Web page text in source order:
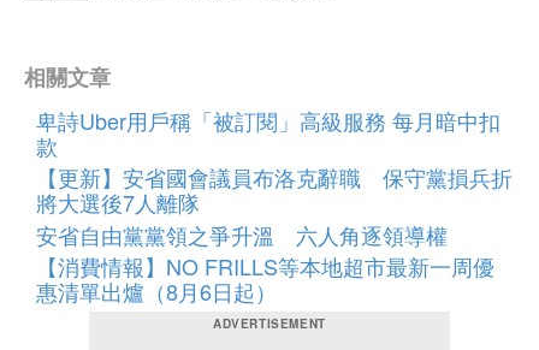
相關文章
卑詩Uber用戶稱「被訂閱」高級服務 每月暗中扣
款
【更新】安省國會議員布洛克辭職 保守黨損兵折
將大選後7人離隊
安省自由黨黨領之爭升溫 六人角逐領導權
【消費情報】NO FRILLS等本地超市最新一周優
惠清單出爐（8月6日起）